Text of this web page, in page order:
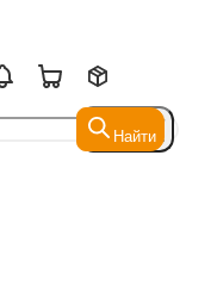
Найти
Найти